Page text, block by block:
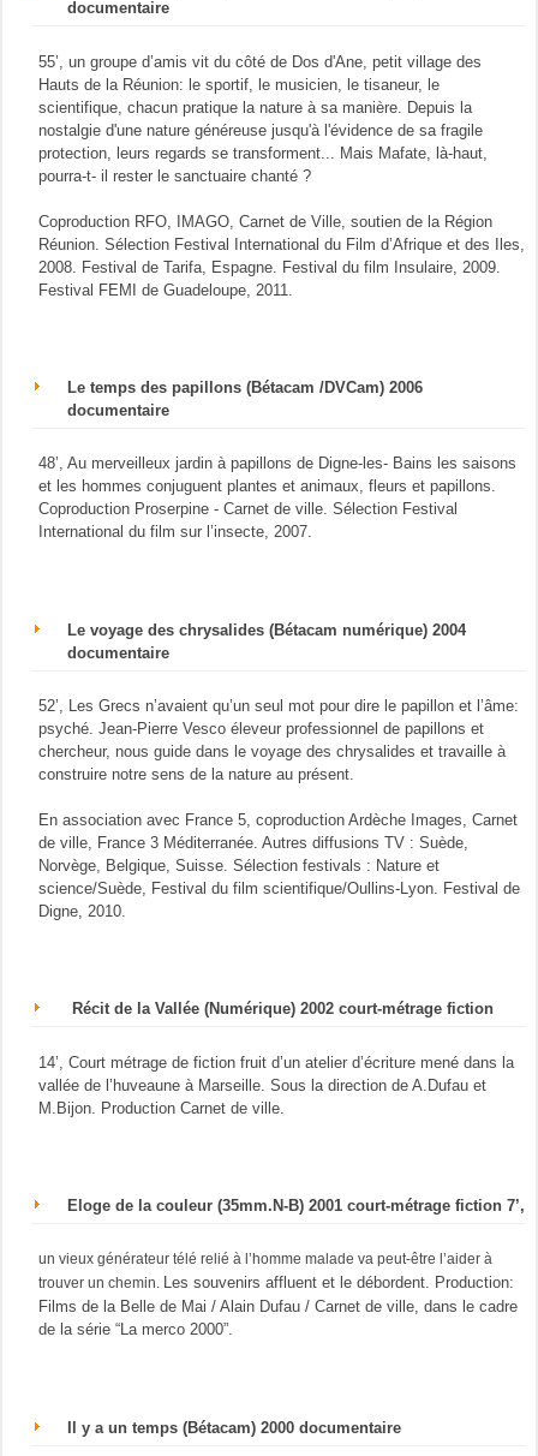
documentaire
55’, un groupe d’amis vit du côté de Dos d'Ane, petit village des
Hauts de la Réunion: le sportif, le musicien, le tisaneur, le
scientifique, chacun pratique la nature à sa manière. Depuis la
nostalgie d'une nature généreuse jusqu'à l'évidence de sa fragile
protection, leurs regards se transforment... Mais Mafate, là-haut,
pourra-t- il rester le sanctuaire chanté ?
Coproduction RFO, IMAGO, Carnet de Ville, soutien de la Région
Réunion. Sélection Festival International du Film d’Afrique et des Iles,
2008. Festival de Tarifa, Espagne. Festival du film Insulaire, 2009.
Festival FEMI de Guadeloupe, 2011.
Le temps des papillons (Bétacam /DVCam) 2006
documentaire
48’, Au merveilleux jardin à papillons de Digne-les- Bains les saisons
et les hommes conjuguent plantes et animaux, fleurs et papillons.
Coproduction Proserpine - Carnet de ville. Sélection Festival
International du film sur l’insecte, 2007.
Le voyage des chrysalides (Bétacam numérique) 2004
documentaire
52’, Les Grecs n’avaient qu’un seul mot pour dire le papillon et l’âme:
psyché. Jean-Pierre Vesco éleveur professionnel de papillons et
chercheur, nous guide dans le voyage des chrysalides et travaille à
construire notre sens de la nature au présent.
En association avec France 5, coproduction Ardèche Images, Carnet
de ville, France 3 Méditerranée. Autres diffusions TV : Suède,
Norvège, Belgique, Suisse. Sélection festivals : Nature et
science/Suède, Festival du film scientifique/Oullins-Lyon. Festival de
Digne, 2010.
Récit de la Vallée (Numérique) 2002 court-métrage fiction
14’, Court métrage de fiction fruit d’un atelier d’écriture mené dans la
vallée de l’huveaune à Marseille. Sous la direction de A.Dufau et
M.Bijon. Production Carnet de ville.
Eloge de la couleur (35mm.N-B) 2001 court-métrage fiction 7’,
un vieux générateur télé relié à l’homme malade va peut-être l’aider à
trouver un chemin. Les souvenirs affluent et le débordent. Production:
Films de la Belle de Mai / Alain Dufau / Carnet de ville, dans le cadre
de la série “La merco 2000”.
Il y a un temps (Bétacam) 2000 documentaire